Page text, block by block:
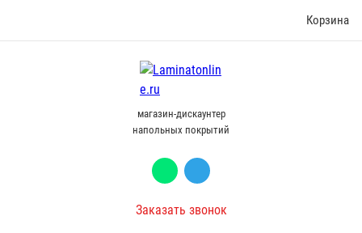
Корзина
магазин-дискаунтер
напольных покрытий
Заказать звонок